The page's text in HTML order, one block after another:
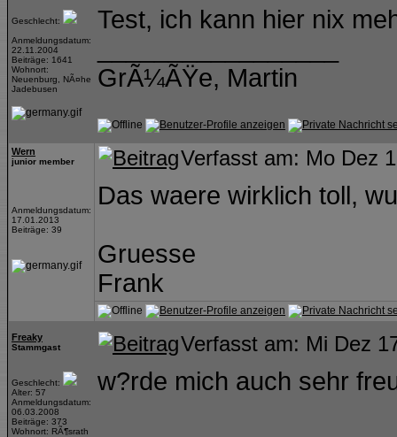
Geschlecht:
Anmeldungsdatum:
22.11.2004
Beiträge: 1641
Wohnort:
Neuenburg, NÃ¤he
Jadebusen
Test, ich kann hier nix
GrÃ¼ÃŸe, Martin
Wern
junior member
Anmeldungsdatum:
17.01.2013
Beiträge: 39
Verfasst am: Mo Dez
Das waere wirklich toll,
Gruesse
Frank
Freaky
Stammgast
Geschlecht:
Alter: 57
Anmeldungsdatum:
06.03.2008
Beiträge: 373
Wohnort: RÃ¶srath
Verfasst am: Mi Dez
w?rde mich auch sehr